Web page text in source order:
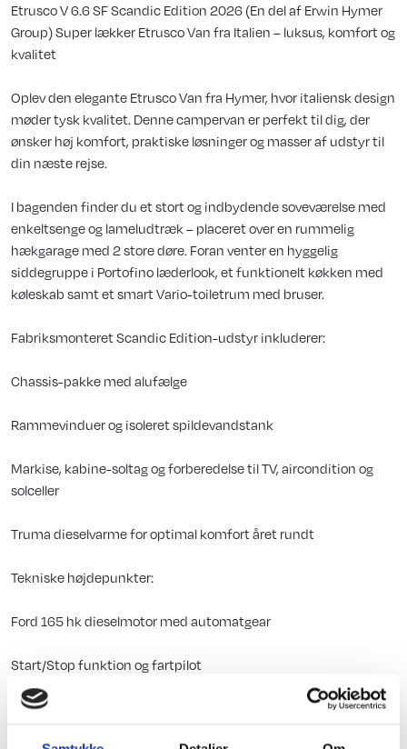
Etrusco V 6.6 SF Scandic Edition 2026 (En del af Erwin Hymer
Group) Super lækker Etrusco Van fra Italien – luksus, komfort og
kvalitet
Oplev den elegante Etrusco Van fra Hymer, hvor italiensk design
møder tysk kvalitet. Denne campervan er perfekt til dig, der
ønsker høj komfort, praktiske løsninger og masser af udstyr til
din næste rejse.
I bagenden finder du et stort og indbydende soveværelse med
enkeltsenge og lameludtræk – placeret over en rummelig
hækgarage med 2 store døre. Foran venter en hyggelig
siddegruppe i Portofino læderlook, et funktionelt køkken med
køleskab samt et smart Vario-toiletrum med bruser.
Fabriksmonteret Scandic Edition-udstyr inkluderer:
Chassis-pakke med alufælge
Rammevinduer og isoleret spildevandstank
Markise, kabine-soltag og forberedelse til TV, aircondition og
solceller
Truma dieselvarme for optimal komfort året rundt
Tekniske højdepunkter:
Ford 165 hk dieselmotor med automatgear
Start/Stop funktion og fartpilot
Læderrat og 12” infotainmentskærm med Apple CarPlay &
Android Auto